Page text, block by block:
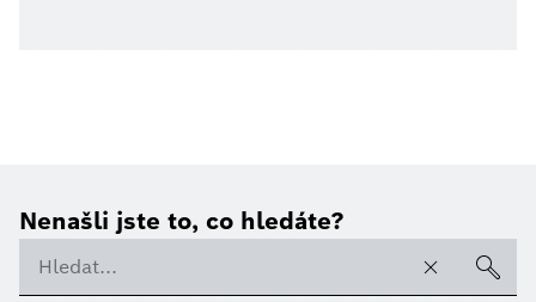
Nenašli jste to, co hledáte?